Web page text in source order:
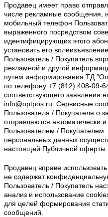
Продавец имеет право
числе рекламные сообщения,
мобильный телефон
выраженного посредством
идентифицирующих этого
установить его
Пользователь / Покупатель
рекламной и другой
путем информирования ТД
по телефону +7 (812) 408-09-
соответствующего заявления
info@optpos.ru. Сервисные
Пользователя / Покупателя о
отправляются автоматически
Пользователем /
персональных данных
настоящей Публичной оферты.
Продавец вправе
не содержат
Пользователь / Покупатель
анализ и использование
для целей формирования
сообщений.